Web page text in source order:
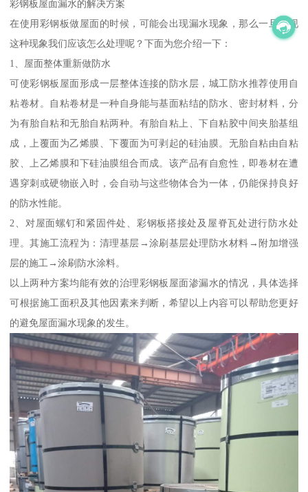
彩钢板屋面漏水的解决方案
在使用彩钢板做屋面的时候，可能会出现漏水现象，那么一旦出现
这种现象我们应该怎么处理呢？下面为您介绍一下：
1、屋面整体重新做防水
可使彩钢板屋面形成一层整体连接的防水层，城工防水推荐使用自
粘卷材。自粘卷材是一种自身能与基面粘结的防水、密封材料，分
为有胎自粘和无胎自粘两种。有胎自粘上、下自粘胶中间夹胎基组
成，上覆面为乙烯膜、下覆面为可剥起的硅油膜。无胎自粘由自粘
胶、上乙烯膜和下硅油膜组合而成。该产品有自愈性，即卷材在遭
遇穿刺或硬物嵌入时，会自动与这些物体合为一体，仍能保持良好
的防水性能。
2、对屋面螺钉和紧固件处、彩钢板搭接处及屋脊瓦处进行防水处
理。其施工流程为：清理基层→涂刷基层处理防水材料→附加增强
层的施工→涂刷防水涂料。
以上两种方案均能有效的治理彩钢板屋面渗漏水的情况，具体选择
可根据施工面积及其他因素来判断，希望以上内容可以帮助您更好
的避免屋面漏水现象的发生。